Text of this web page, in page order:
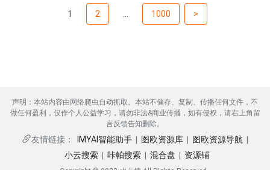
1 2 1000 >
声明：本站内容由网络爬虫自动抓取。本站不储存、复制、传播任何文件，不
做任何盈利，仅作个人公益学习，请勿非法&商业传播，如有侵权，请右上角留
言反馈告知删除。
友情链接： IMYAI智能助手 | 图欧资源库 | 图欧资源导航 |
小云搜索
咔帕搜索 混合盘 资源铺